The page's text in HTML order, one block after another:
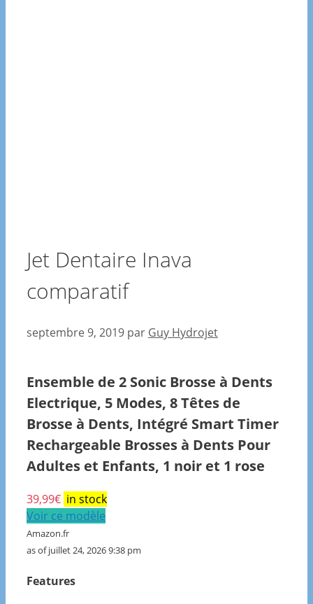
Jet Dentaire Inava
comparatif
septembre 9, 2019 par Guy Hydrojet
Ensemble de 2 Sonic Brosse à Dents
Electrique, 5 Modes, 8 Têtes de
Brosse à Dents, Intégré Smart Timer
Rechargeable Brosses à Dents Pour
Adultes et Enfants, 1 noir et 1 rose
39,99€ in stock
Voir ce modèle
Amazon.fr
as of juillet 24, 2026 9:38 pm
Features